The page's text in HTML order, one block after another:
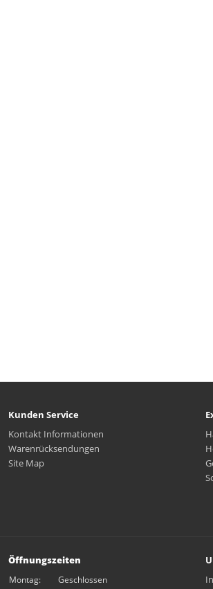
Kunden Service
Kontakt Informationen
Warenrücksendungen
Site Map
Öffnungszeiten
Montag: Geschlossen